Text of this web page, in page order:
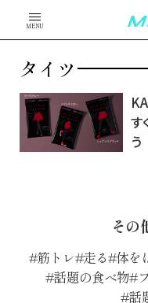
MENU
タイツ
す
う
その
筋トレ 走る 体を
話題の食べ物
話